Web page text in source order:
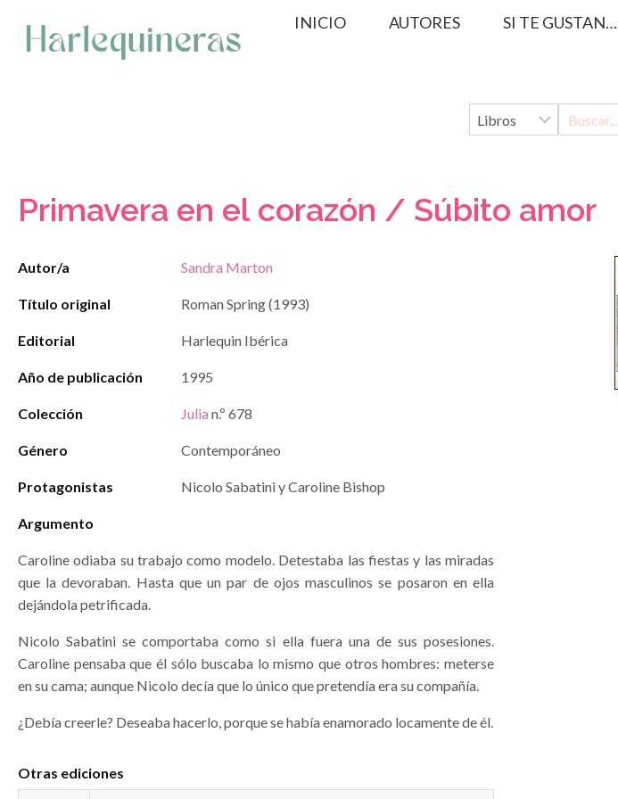
contenido
INICIO AUTORES SI TE GUSTAN…
Primavera en el corazón / Súbito amor
Autor/a Sandra Marton
Título original Roman Spring (1993)
Editorial Harlequin Ibérica
Año de publicación 1995
Colección Julia n.º 678
Género Contemporáneo
Protagonistas Nicolo Sabatini y Caroline Bishop
Argumento
Caroline odiaba su trabajo como modelo. Detestaba las fiestas y las miradas
que la devoraban. Hasta que un par de ojos masculinos se posaron en ella
dejándola petrificada.
Nicolo Sabatini se comportaba como si ella fuera una de sus posesiones.
Caroline pensaba que él sólo buscaba lo mismo que otros hombres: meterse
en su cama; aunque Nicolo decía que lo único que pretendía era su compañía.
¿Debía creerle? Deseaba hacerlo, porque se había enamorado locamente de él.
Otras ediciones